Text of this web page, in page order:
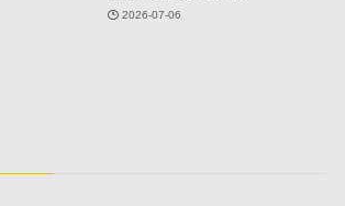
2026-07-06